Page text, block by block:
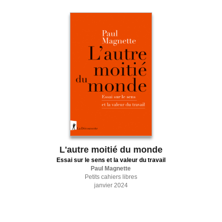
L'autre moitié du monde
Essai sur le sens et la valeur du travail
Paul Magnette
Petits cahiers libres
janvier 2024